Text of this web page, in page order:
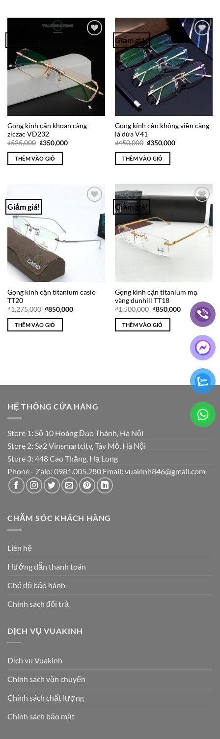
Gọng kính cận khoan càng
ziczac VD232
₫525,000 Giá
là:
₫525,000.
₫350,000Giá
THÊM VÀO GIỎ
Giảm giá!
Add to
Wishlist
Gọng kính cận không viền càng
lá dừa V41
₫450,000 Giá
là:
₫450,000.
₫350,000Giá
THÊM VÀO GIỎ
Giảm giá!
Wishlist
Gọng kính cận titanium casio
TT20
₫1,275,000 Giá
là:
₫1,275,000.
₫850,000Giá
THÊM VÀO GIỎ
Giảm giá!
Add to
Wishlist
Gọng kính cận titanium mạ
vàng dunhill TT18
₫1,500,000 Giá
là:
₫1,500,000.
₫850,000Giá
hiện
₫850,000.
THÊM VÀO GIỎ
HỆ THỐNG CỬA HÀNG
Store 1: Số 10 Hoàng Đạo Thành, Hà Nội
Store 2: Sa2 Vinsmartcity, Tây Mỗ, Hà Nội
Store 3: 448 Cao Thắng, Hạ Long
Phone - Zalo: 0981.005.280 Email: vuakinh846@gmail.com
CHĂM SÓC KHÁCH HÀNG
Liên hệ
Hướng dẫn thanh toán
Chế độ bảo hành
Chính sách đổi trả
DỊCH VỤ VUAKINH
Dịch vụ Vuakinh
Chính sách vận chuyển
Chính sách chất lượng
Chính sách bảo mật